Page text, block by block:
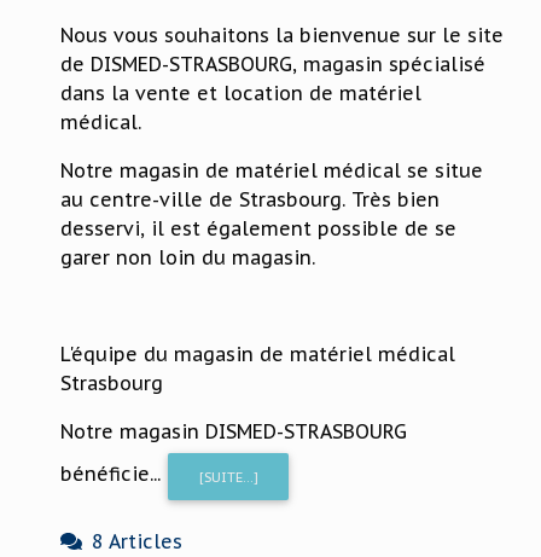
Nous vous souhaitons la bienvenue sur le site
de DISMED-STRASBOURG, magasin spécialisé
dans la vente et location de matériel
médical.
Notre magasin de matériel médical se situe
au centre-ville de Strasbourg. Très bien
desservi, il est également possible de se
garer non loin du magasin.
L'équipe du magasin de matériel médical
Strasbourg
Notre magasin DISMED-STRASBOURG
bénéficie...
[SUITE...]
8 Articles